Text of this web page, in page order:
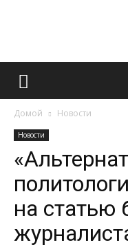
Домой Новости
Новости
на статью